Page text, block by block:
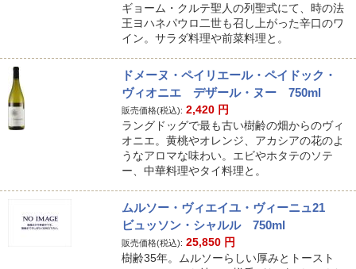
ギョーム・クルテ聖人の列聖式にて、時の法
王ヨハネパウロ二世も召し上がった辛口のワ
イン。サラダ料理や前菜料理と。
ドメーヌ・ペイリエール・ペイドック・
ヴィオニエ デザール・ヌー 750ml
販売価格(税込): 2,420 円
ラングドッグで最も古い樹齢の畑からのヴィ
オニエ。黄桃やオレンジ、アカシアの花のよ
うなアロマな味わい。エビやホタテのソテ
ー、中華料理やタイ料理と。
ムルソー・ヴィエイユ・ヴィーニュ21
ビュッソン・シャルル 750ml
販売価格(税込): 25,850 円
樹齢35年。ムルソーらしい厚みとトースト